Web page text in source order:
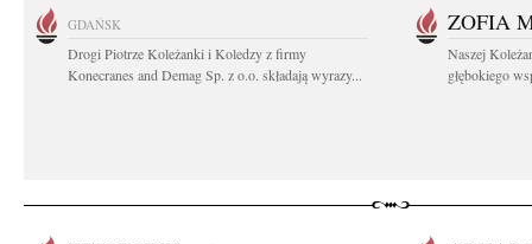
GDAŃSK
Drogi Piotrze Koleżanki i Koledzy z firmy
Konecranes and Demag Sp. z o.o. składają wyrazy...
ZOFIA
Naszej
głębokiego